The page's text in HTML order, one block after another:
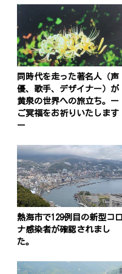
同時代を走った著名人（声
優、歌手、デザイナー）が
黄泉の世界への旅立ち。ー
ご冥福をお祈りいたします
ー
熱海市で129例目の新型コロ
ナ感染者が確認されまし
た。